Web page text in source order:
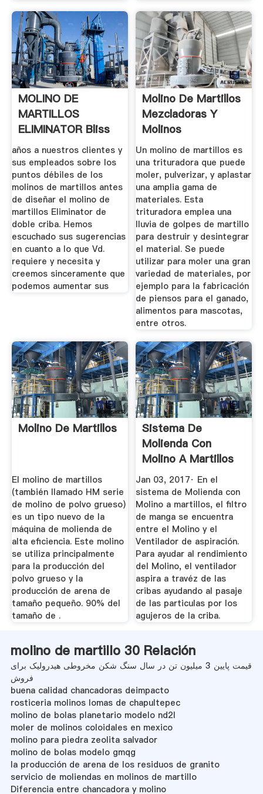
MOLINO DE
MARTILLOS
ELIMINATOR Bliss
Industries
años a nuestros clientes y
sus empleados sobre los
puntos débiles de los
molinos de martillos antes
de diseñar el molino de
martillos Eliminator de
doble criba. Hemos
escuchado sus sugerencias
en cuanto a lo que Vd.
requiere y necesita y
creemos sinceramente que
podemos aumentar sus
Molino De Martillos
Mezcladoras Y
Molinos
MAQUINOVA
Un molino de martillos es
una trituradora que puede
moler, pulverizar, y aplastar
una amplia gama de
materiales. Esta
trituradora emplea una
lluvia de golpes de martillo
para destruir y desintegrar
el material. Se puede
utilizar para moler una gran
variedad de materiales, por
ejemplo para la fabricación
de piensos para el ganado,
alimentos para mascotas,
entre otros.
Molino De Martillos
El molino de martillos
(también llamado HM serie
de molino de polvo grueso)
es un tipo nuevo de la
máquina de molienda de
alta eficiencia. Este molino
se utiliza principalmente
para la producción del
polvo grueso y la
producción de arena de
tamaño pequeño. 90% del
tamaño de .
Sistema De
Molienda Con
Molino A Martillos
Engormix
Jan 03, 2017· En el
sistema de Molienda con
Molino a martillos, el filtro
de manga se encuentra
entre el Molino y el
Ventilador de aspiración.
Para ayudar al rendimiento
del Molino, el ventilador
aspira a travéz de las
cribas ayudando al pasaje
de las particulas por los
agujeros de la criba.
molino de martillo 30 Relación
قیمت پایین 3 میلیون تن در سال سنگ شکن مخروطی هیدرولیک برای
فروش
buena calidad chancadoras deimpacto
rosticeria molinos lomas de chapultepec
molino de bolas planetario modelo nd2l
moler de molinos coloidales en mexico
molino para piedra zeolita salvador
molino de bolas modelo gmqg
la producción de arena de los residuos de granito
servicio de moliendas en molinos de martillo
Diferencia entre chancadora y molino